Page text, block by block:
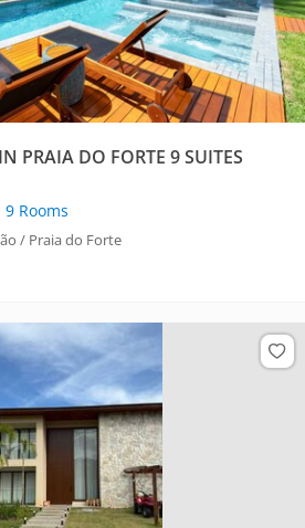
PRAIA DO FORTE 9 SUITES
9 Rooms
/ Praia do Forte